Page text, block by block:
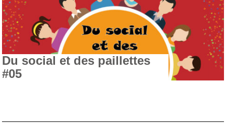
Du social et des paillettes
#05